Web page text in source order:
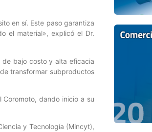
en sí. Este paso garantiza
el material», explicó el Dr.
de bajo costo y alta eficacia
transformar subproductos
dando inicio a su
y Tecnología (Mincyt),